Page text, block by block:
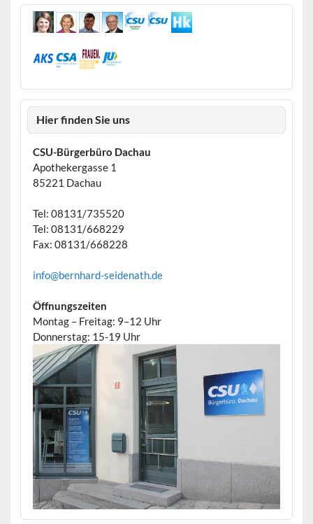
Hier finden Sie uns
CSU-Bürgerbüro Dachau
Apothekergasse 1
85221 Dachau
Tel: 08131/735520
Tel: 08131/668229
Fax: 08131/668228
info@bernhard-seidenath.de
Öffnungszeiten
Montag – Freitag: 9–12 Uhr
Donnerstag: 15-19 Uhr